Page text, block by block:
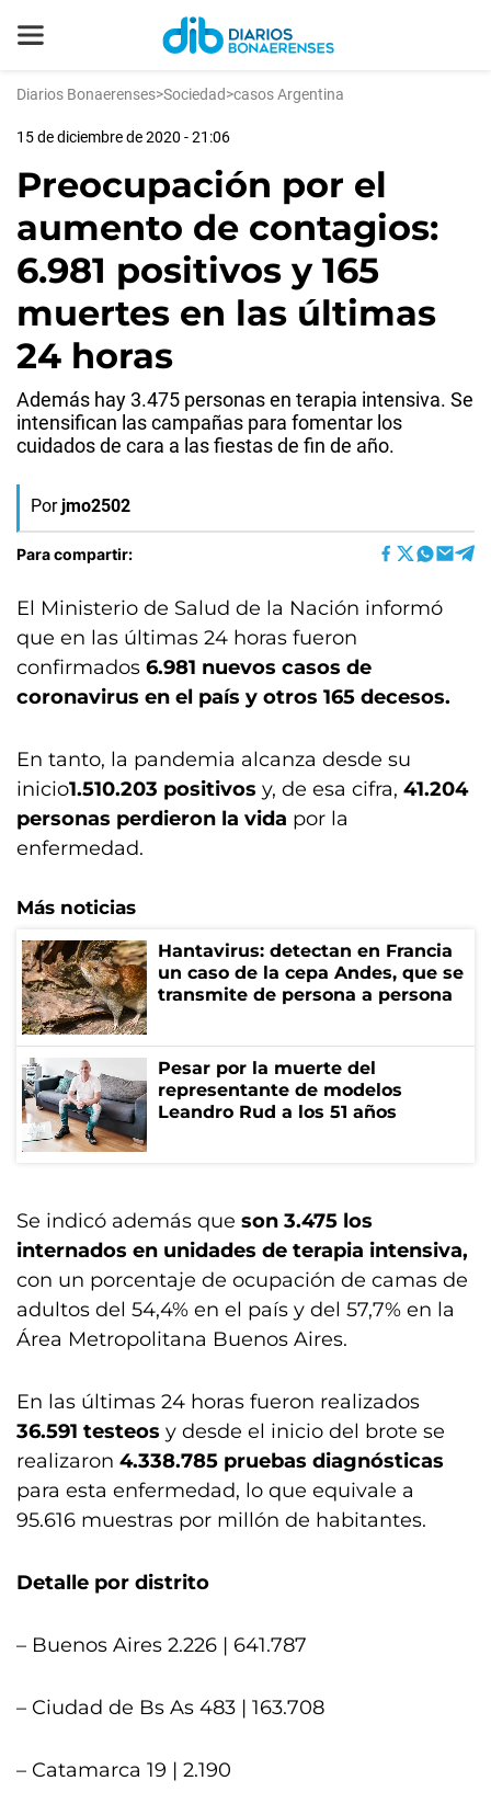
Diarios Bonaerenses>Sociedad>casos Argentina
15 de diciembre de 2020 - 21:06
Preocupación por el
aumento de contagios:
6.981 positivos y 165
muertes en las últimas
24 horas
Además hay 3.475 personas en terapia intensiva. Se
intensifican las campañas para fomentar los
cuidados de cara a las fiestas de fin de año.
Por jmo2502
Para compartir:
El Ministerio de Salud de la Nación informó
que en las últimas 24 horas fueron
confirmados 6.981 nuevos casos de
coronavirus en el país y otros 165 decesos.
En tanto, la pandemia alcanza desde su
inicio1.510.203 positivos y, de esa cifra, 41.204
personas perdieron la vida por la
enfermedad.
Más noticias
Hantavirus: detectan en Francia
un caso de la cepa Andes, que se
transmite de persona a persona
Pesar por la muerte del
representante de modelos
Leandro Rud a los 51 años
Se indicó además que son 3.475 los
internados en unidades de terapia intensiva,
con un porcentaje de ocupación de camas de
adultos del 54,4% en el país y del 57,7% en la
Área Metropolitana Buenos Aires.
En las últimas 24 horas fueron realizados
36.591 testeos y desde el inicio del brote se
realizaron 4.338.785 pruebas diagnósticas
para esta enfermedad, lo que equivale a
95.616 muestras por millón de habitantes.
Detalle por distrito
– Buenos Aires 2.226 | 641.787
– Ciudad de Bs As 483 | 163.708
– Catamarca 19 | 2.190